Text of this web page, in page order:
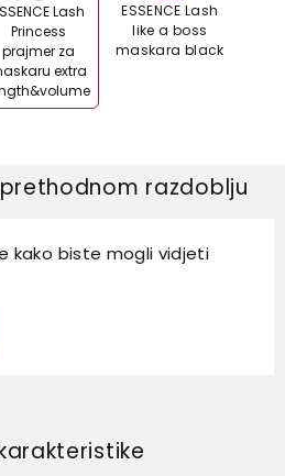
Lash
Princess
prajmer za
extra
ESSENCE Lash
like a boss
maskara black
razdoblju
kako biste mogli vidjeti